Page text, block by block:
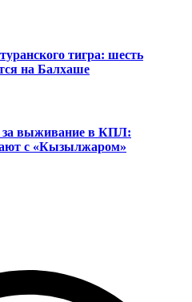
тигра: шесть
на Балхаше
за выживание в КПЛ:
с «Кызылжаром»